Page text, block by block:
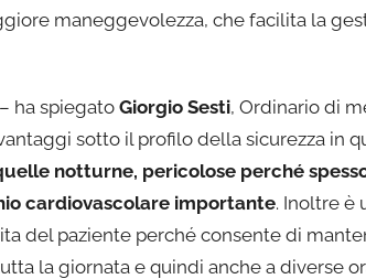
maneggevolezza, che facilita la
ha spiegatoGiorgio Sesti, Ordinario di
sotto il profilo della sicurezza in
notturne, pericolose perché
cardiovascolare importante. Inoltre è
del paziente perché consente di
la giornata e quindi anche a diverse